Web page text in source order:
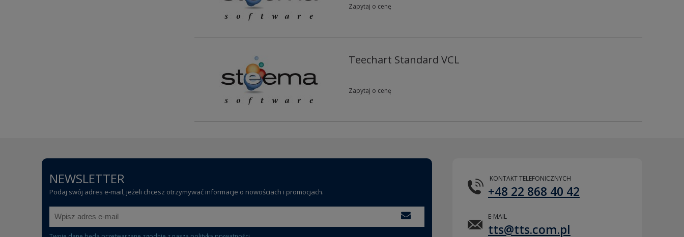
Zapytaj o cenę
Teechart Standard VCL
Zapytaj o cenę
NEWSLETTER
Podaj swój adres e-mail, jeżeli chcesz otrzymywać informacje o nowościach i promocjach.
KONTAKT TELEFONICZNYCH
+48 22 868 40 42
E-MAIL
tts@tts.com.pl